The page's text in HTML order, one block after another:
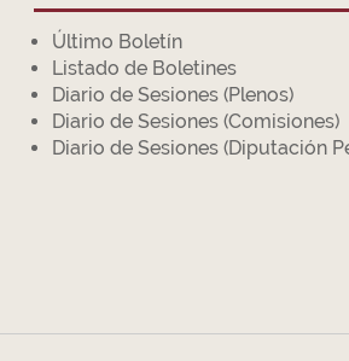
Último Boletín
Listado de Boletines
Diario de Sesiones (Plenos)
Diario de Sesiones (Comisiones)
Diario de Sesiones (Diputación